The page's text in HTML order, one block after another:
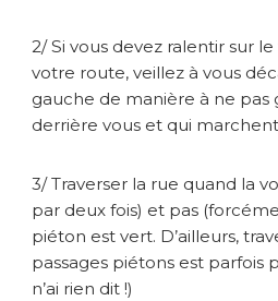
2/ Si vous devez ralentir sur
votre route, veillez à vous
gauche de manière à ne pas
derrière vous et qui
3/ Traverser la rue quand la
par deux fois) et pas
piéton est vert. D’ailleurs,
passages piétons est parfois
n’ai rien dit !)